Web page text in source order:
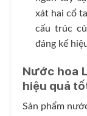
xát hai cổ
cấu trúc
đáng kể
Nước hoa
hiệu quả
Sản phẩm